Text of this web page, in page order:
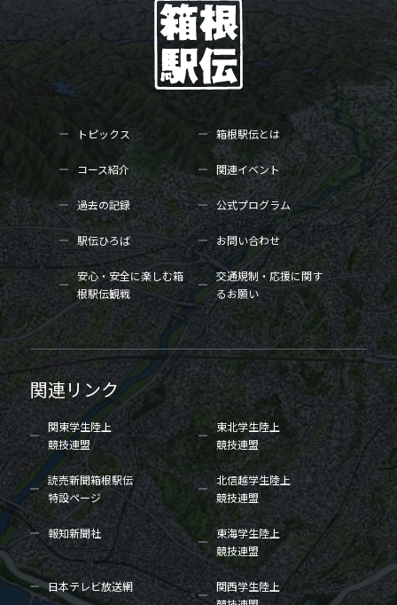
トピックス 箱根駅伝とは
コース紹介 関連イベント
過去の記録 公式プログラム
駅伝ひろば お問い合わせ
安心・安全に楽しむ箱
根駅伝観戦
交通規制・応援に関す
るお願い
関連リンク
関東学生陸上
競技連盟
東北学生陸上
競技連盟
読売新聞箱根駅伝
特設ページ
北信越学生陸上
競技連盟
報知新聞社
東海学生陸上
競技連盟
日本テレビ放送網
関西学生陸上